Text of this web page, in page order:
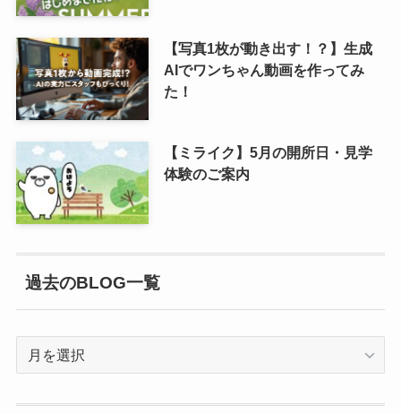
【写真1枚が動き出す！？】生成
AIでワンちゃん動画を作ってみ
た！
【ミライク】5月の開所日・見学
体験のご案内
過去のBLOG一覧